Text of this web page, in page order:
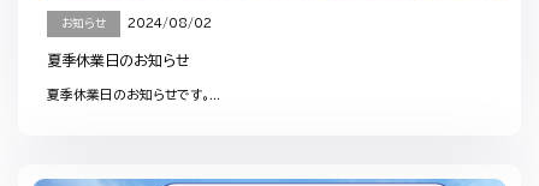
お知らせ 2024/08/02
夏季休業日のお知らせ
夏季休業日のお知らせです。...